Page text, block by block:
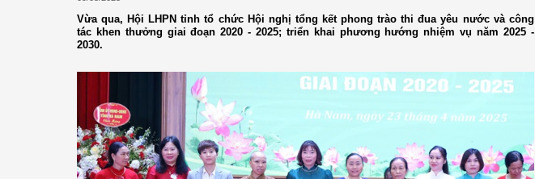
Vừa qua, Hội LHPN tỉnh tổ chức Hội nghị tổng kết phong trào thi đua yêu nước và công
tác khen thưởng giai đoạn 2020 - 2025; triển khai phương hướng nhiệm vụ năm 2025 -
2030.